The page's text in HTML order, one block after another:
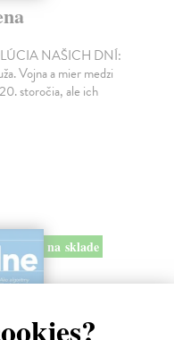
NAŠICH DNÍ:
Vojna a mier medzi
storočia, ale ich
na sklade